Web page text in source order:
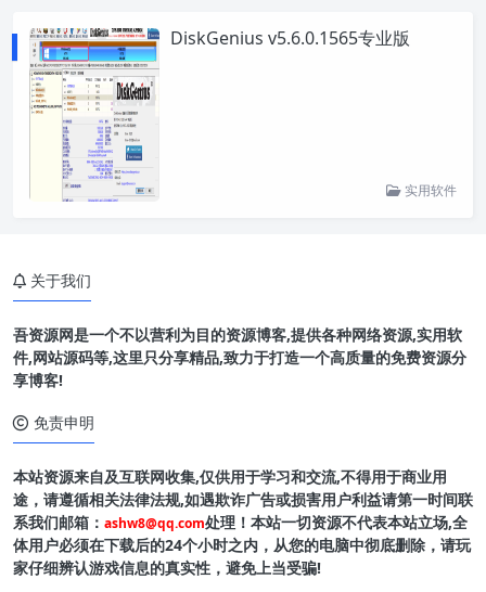
DiskGenius v5.6.0.1565专业版
实用软件
关于我们
吾资源网是一个不以营利为目的资源博客,提供各种网络资源,实用软
件,网站源码等,这里只分享精品,致力于打造一个高质量的免费资源分
享博客!
免责申明
本站资源来自及互联网收集,仅供用于学习和交流,不得用于商业用
途，请遵循相关法律法规,如遇欺诈广告或损害用户利益请第一时间联
系我们邮箱： ashw8@qq.com处理！本站一切资源不代表本站立场,全
体用户必须在下载后的24个小时之内，从您的电脑中彻底删除，请玩
家仔细辨认游戏信息的真实性，避免上当受骗!